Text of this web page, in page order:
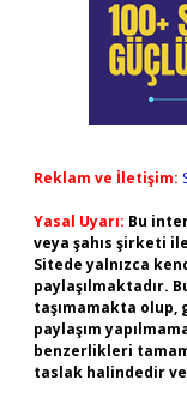
Reklam ve İletişim:
Yasal Uyarı: Bu
veya şahıs şirketi
Sitede yalnızca
paylaşılmaktadır.
taşımamakta olup,
paylaşım
benzerlikleri
taslak halindedir